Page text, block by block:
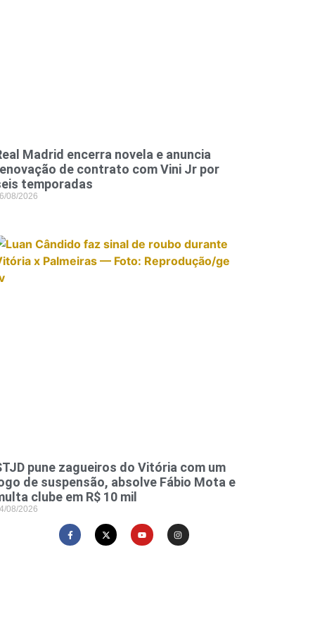
Madrid encerra novela e anuncia
de contrato com Vini Jr por
temporadas
08/2026
pune zagueiros do Vitória com um
de suspensão, absolve Fábio Mota e
clube em R$ 10 mil
08/2026